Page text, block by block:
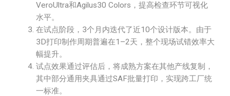
VeroUltra和Agilus30 Colors，提高检查环节可视化
水平。
在试点阶段，3个月内迭代了近10个设计版本。由于
3D打印制作周期普遍在1–2天，整个现场试错效率大
幅提升。
试点效果通过评估后，将成熟方案在其他产线复制，
其中部分通用夹具通过SAF批量打印，实现跨工厂统
一标准。